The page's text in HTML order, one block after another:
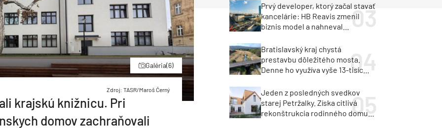
Galéria(6)
Zdroj: TASR/Maroš Černý
krajskú knižnicu. Pri
domov zachraňovali
Prvý developer, ktorý začal stavať
kancelárie: HB Reavis zmenil
biznis model a nahneval
Bratislavský kraj chystá
prestavbu dôležitého mosta.
Denne ho využíva vyše 13-tisíc
Jeden z posledných svedkov
starej Petržalky. Získa citlivá
rekonštrukcia rodinného domu